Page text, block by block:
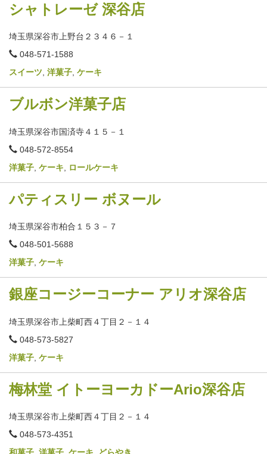
シャトレーゼ 深谷店
埼玉県深谷市上野台２３４６－１
電
番
号
048-571-1588
スイーツ 洋菓子 ケーキ
ブルボン洋菓子店
埼玉県深谷市国済寺４１５－１
電
番
号
048-572-8554
洋菓子 ケーキ ロールケーキ
パティスリー ボヌール
埼玉県深谷市柏合１５３－７
電
番
号
048-501-5688
洋菓子 ケーキ
銀座コージーコーナー アリオ深谷店
埼玉県深谷市上柴町西４丁目２－１４
電
番
号
048-573-5827
洋菓子 ケーキ
梅林堂 イトーヨーカドーArio深谷店
埼玉県深谷市上柴町西４丁目２－１４
電
番
048-573-4351